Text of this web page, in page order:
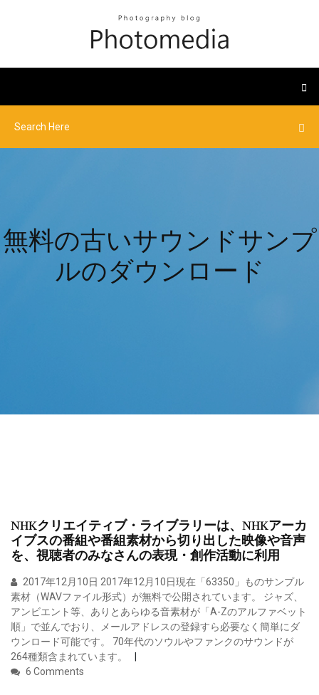
無料の古いサウンドサンプ
ルのダウンロード
NHKクリエイティブ・ライブラリーは、NHKアーカ
イブスの番組や番組素材から切り出した映像や音声
を、視聴者のみなさんの表現・創作活動に利用
2017年12月10日 2017年12月10日現在「63350」ものサンプル
素材（WAVファイル形式）が無料で公開されています。 ジャズ、
アンビエント等、ありとあらゆる音素材が「A-Zのアルファベット
順」で並んでおり、メールアドレスの登録すら必要なく簡単にダ
ウンロード可能です。 70年代のソウルやファンクのサウンドが
264種類含まれています。
6 Comments